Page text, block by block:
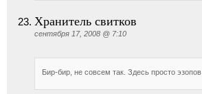
Хранитель свитков
сентября 17, 2008 @ 7:10
Бир-бир, не совсем так. Здесь просто эзопов